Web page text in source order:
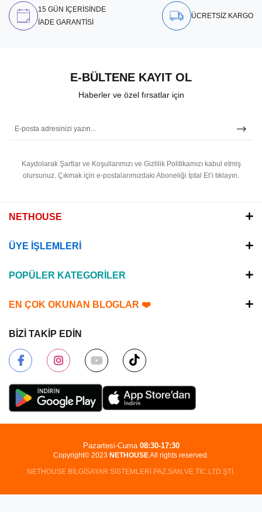
15 GÜN İÇERİSİNDE
İADE GARANTİSİ
ÜCRETSİZ KARGO
E-BÜLTENE KAYIT OL
Haberler ve özel fırsatlar için
Kaydolarak Şartlar ve Koşullarımızı ve Gizlilik Politikamızı kabul etmiş
olursunuz. Çıkmak için e-postalarımızdaki Aboneliği İptal Et’i tıklayın.
NETHOUSE
ÜYE İŞLEMLERİ
POPÜLER KATEGORİLER
EN ÇOK OKUNAN BLOGLAR ❤️
BİZİ TAKİP EDİN
Copyright© 2023 NETHOUSEAll rights reserved.
NETHOUSE BİLGİSAYAR SİSTEMLERİ PAZ.SAN.VE TİC.LTD.ŞTİ.
Pazartesi-Cuma 08:30-17:30